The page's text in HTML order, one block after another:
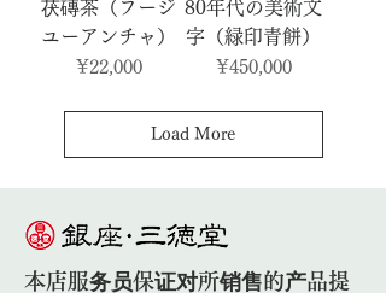
茯磚茶（フージ
ユーアンチャ）
Price
¥22,000
80年代の美術文
字（緑印青餅）
Price
¥450,000
Load More
本店服务员保证对所销售的产品提